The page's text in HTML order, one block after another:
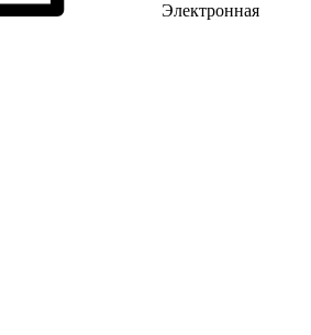
Электронная